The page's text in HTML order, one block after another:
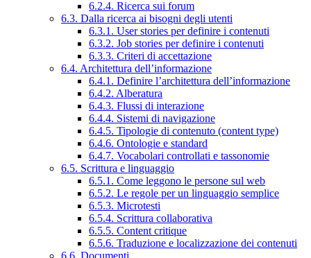
6.2.4. Ricerca sui forum
6.3. Dalla ricerca ai bisogni degli utenti
6.3.1. User stories per definire i contenuti
6.3.2. Job stories per definire i contenuti
6.3.3. Criteri di accettazione
6.4. Architettura dell’informazione
6.4.1. Definire l’architettura dell’informazione
6.4.2. Alberatura
6.4.3. Flussi di interazione
6.4.4. Sistemi di navigazione
6.4.5. Tipologie di contenuto (content type)
6.4.6. Ontologie e standard
6.4.7. Vocabolari controllati e tassonomie
6.5. Scrittura e linguaggio
6.5.1. Come leggono le persone sul web
6.5.2. Le regole per un linguaggio semplice
6.5.3. Microtesti
6.5.4. Scrittura collaborativa
6.5.5. Content critique
6.5.6. Traduzione e localizzazione dei contenuti
6.6. Documenti